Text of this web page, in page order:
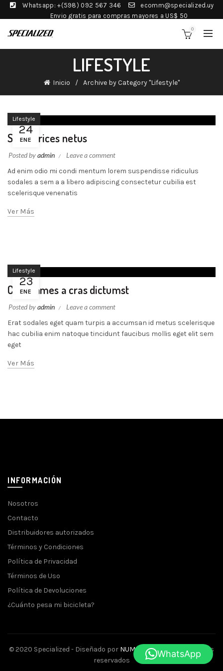
Whatsapp: +(598) 092 567 346
ecomm@specialized.uy
Envio gratis para compras mayores a US$ 50
0
LIFESTYLE
Inicio Archive by Category "Lifestyle"
24
ENE
Lifestyle
Sed ultrices netus
Posted byadmin
Leave a comment
Ad enim odio mi condi mentum lorem suspendisse ridiculus
sodales a sem a a libero adipiscing consectetur cubilia est
scelerisque venenatis
Ver Más
23
ENE
Lifestyle
Cum fames a cras dictumst
Posted byadmin
Leave a comment
Erat sodales eget quam turpis a accumsan id metus scelerisque
hac cubilia enim natoque tincidunt faucibus mollis eget elit sem
eget
Ver Más
INFORMACIÓN
Nosotros
Contacto
Distribuidores autorizados
Términos y Condiciones
Política de Privacidad
Términos de Uso
Política de Devoluciones
¿Cuánto pesa mi bicicleta?
© 2020 Specialized - Diseñado por NUMINA- Todos los derechos
reservados
WhatsApp